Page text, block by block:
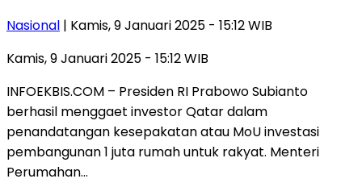
Nasional | Kamis, 9 Januari 2025 - 15:12 WIB
Kamis, 9 Januari 2025 - 15:12 WIB
INFOEKBIS.COM – Presiden RI Prabowo Subianto
berhasil menggaet investor Qatar dalam
penandatangan kesepakatan atau MoU investasi
pembangunan 1 juta rumah untuk rakyat. Menteri
Perumahan…